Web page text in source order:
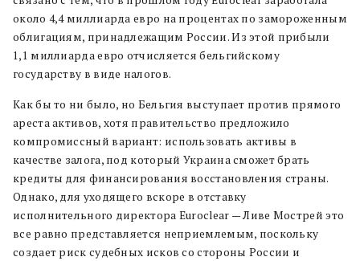
около 4,4 миллиарда евро на процентах по замороженным
облигациям, принадлежащим России. Из этой прибыли
1,1 миллиарда евро отчисляется бельгийскому
государству в виде налогов.
Как бы то ни было, но Бельгия выступает против прямого
ареста активов, хотя правительство предложило
компромиссный вариант: использовать активы в
качестве залога, под который Украина сможет брать
кредиты для финансирования восстановления страны.
Однако, для уходящего вскоре в отставку
исполнительного директора Euroclear — Ливе Мострей это
все равно представляется неприемлемым, поскольку
создает риск судебных исков со стороны России и